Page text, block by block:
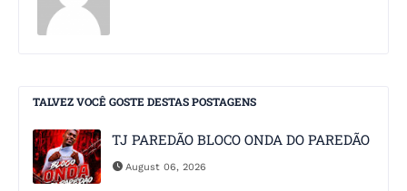
TALVEZ VOCÊ GOSTE DESTAS POSTAGENS
TJ PAREDÃO BLOCO ONDA DO PAREDÃO
August 06, 2026